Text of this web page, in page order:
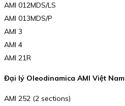
AMI 012MDS/LS
AMI 013MDS/P
AMI 3
AMI 4
AMI 21R
Đại lý Oleodinamica AMI Việt Nam
AMI 252 (2 sections)